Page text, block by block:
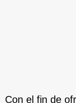
Con el fin de